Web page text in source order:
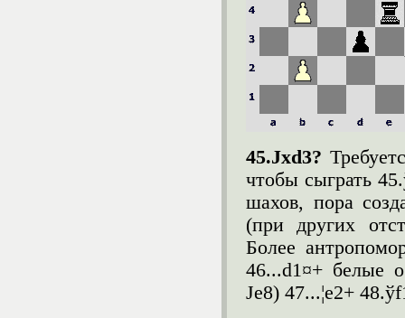
45.Јxd3?
чтобы сыграть
шахов, пора
(при других
Более
46...d1¤+ белые
Јe8) 47...¦e2+